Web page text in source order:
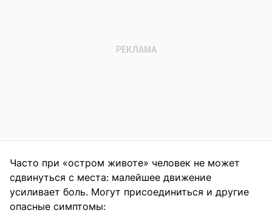
Часто при «остром животе» человек не может
сдвинуться с места: малейшее движение
усиливает боль. Могут присоединиться и другие
опасные симптомы: